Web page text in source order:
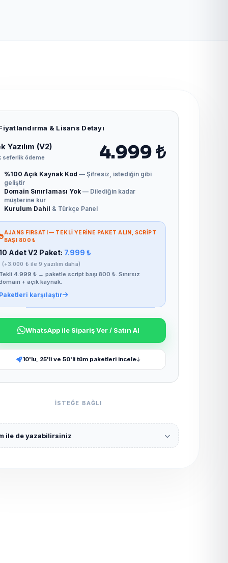
& Lisans Detayı
Yazılım (V2)
seferlik ödeme 4.999 ₺
%100 Açık Kaynak Kod — Şifresiz, istediğin gibi
geliştir
Domain Sınırlaması Yok— Dilediğin kadar
müşterine kur
Kurulum Dahil & Türkçe Panel
AJANS FIRSATI — TEKLI YERINE PAKET ALIN, SCRIPT
BAŞI 800 ₺
Adet V2 Paket: 7.999 ₺
(+3.000 ₺ ile 9 yazılım daha)
Tekli 4.999 ₺ → paketle script başı 800 ₺. Sınırsız
+ açık kaynak.
Paketleri karşılaştır
WhatsApp ile Sipariş Ver / Satın Al
10'lu, 25'li ve 50'li tüm paketleri incele
ISTEĞE BAĞLI
ile de yazabilirsiniz